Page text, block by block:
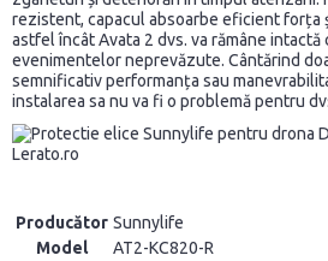
rezistent, capacul absoarbe eficient forța
astfel încât Avata 2 dvs. va rămâne intactă
evenimentelor neprevăzute. Cântărind
semnificativ performanța sau
instalarea sa nu va fi o problemă pentru
Producător Sunnylife
Model
AT2-KC820-R